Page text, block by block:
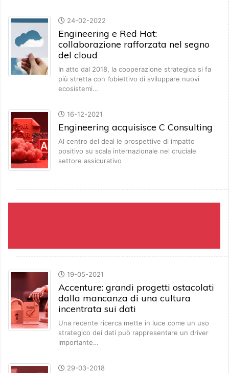
24-02-2022
Engineering e Red Hat:
collaborazione rafforzata nel segno
del cloud
In atto dal 2018, la cooperazione strategica si fa
più stretta con l’obiettivo di sviluppare nuovi
ecosistemi…
16-12-2021
Engineering acquisisce C Consulting
Al centro del deal le prospettive di impatto
positivo su scala internazionale nel cruciale
settore assicurativo
19-05-2021
Accenture: grandi progetti ostacolati
dalla mancanza di una cultura
incentrata sui dati
Una recente ricerca mette in luce come un uso
strategico dei dati può rappresentare un driver
importante…
29-03-2018